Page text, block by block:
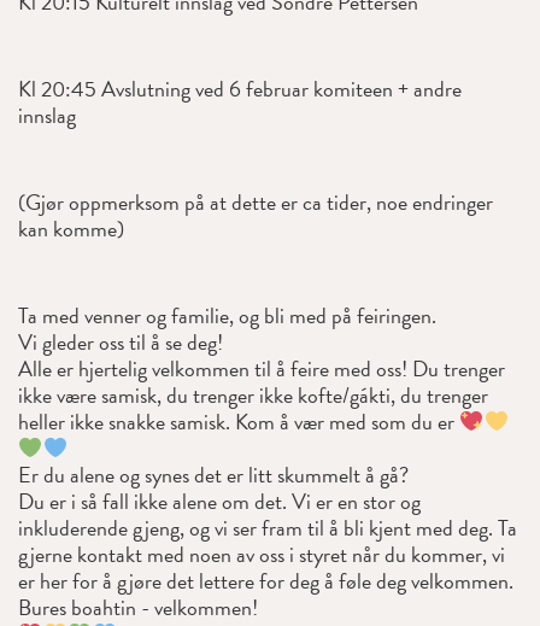
Kl 20:45 Avslutning ved 6 februar komiteen + andre
innslag
(Gjør oppmerksom på at dette er ca tider, noe endringer
kan komme)
Ta med venner og familie, og bli med på feiringen.
Vi gleder oss til å se deg!
Alle er hjertelig velkommen til å feire med oss! Du trenger
ikke være samisk, du trenger ikke kofte/gákti, du trenger
heller ikke snakke samisk. Kom å vær med som du er
Er du alene og synes det er litt skummelt å gå?
Du er i så fall ikke alene om det. Vi er en stor og
inkluderende gjeng, og vi ser fram til å bli kjent med deg. Ta
gjerne kontakt med noen av oss i styret når du kommer, vi
er her for å gjøre det lettere for deg å føle deg velkommen.
Bures boahtin - velkommen!